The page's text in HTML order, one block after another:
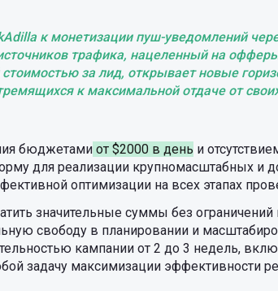
к монетизации пуш-уведомлений
трафика, нацеленный на
за лид, открывает новые
к максимальной отдаче от
бюджетами от $2000 в день и
для реализации крупномасштабных и
оптимизации на всех этапах
значительные суммы без
свободу в планировании и
кампании от 2 до 3 недель,
задачу максимизации эффективности